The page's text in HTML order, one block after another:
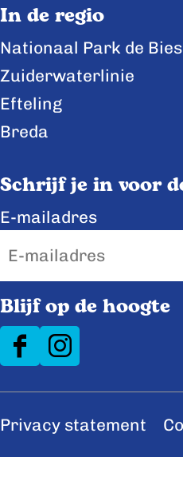
F
a
c
e
b
o
X
L
i
n
I
In de regio
Nationaal Park de
Zuiderwaterlinie
Efteling
Breda
Schrijf je in voor
E-mailadres
Blijf op de hoogte
F
e
b
I
t
a
Privacy statement